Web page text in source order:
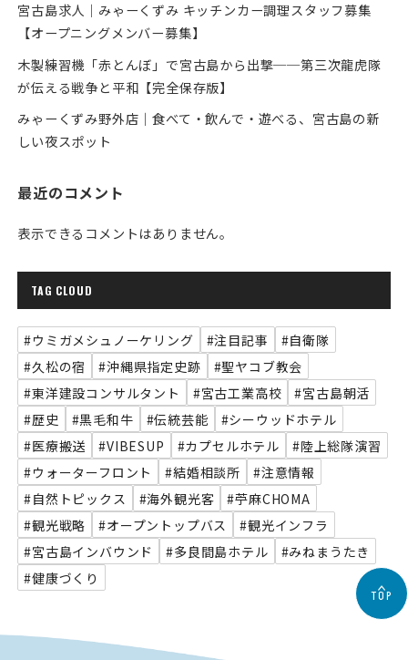
宮古島求人｜みゃーくずみ キッチンカー調理スタッフ募集
【オープニングメンバー募集】
木製練習機「赤とんぼ」で宮古島から出撃──第三次龍虎隊
が伝える戦争と平和【完全保存版】
みゃーくずみ野外店｜食べて・飲んで・遊べる、宮古島の新
しい夜スポット
最近のコメント
表示できるコメントはありません。
TAG CLOUD
#ウミガメシュノーケリング #注目記事
#自衛隊
#久松の宿
#沖縄県指定史跡
#聖ヤコブ教会
#東洋建設コンサルタント
#宮古工業高校
#宮古島朝活
#歴史
#黒毛和牛 #伝統芸能
#シーウッドホテル
#医療搬送
#VIBESUP #カプセルホテル
#陸上総隊演習
#ウォーターフロント
#結婚相談所
#注意情報
#自然トピックス
#海外観光客
#苧麻CHOMA
#観光戦略
#オープントップバス
#観光インフラ
#宮古島インバウンド
#多良間島ホテル
#みねまうたき
#健康づくり
TOP